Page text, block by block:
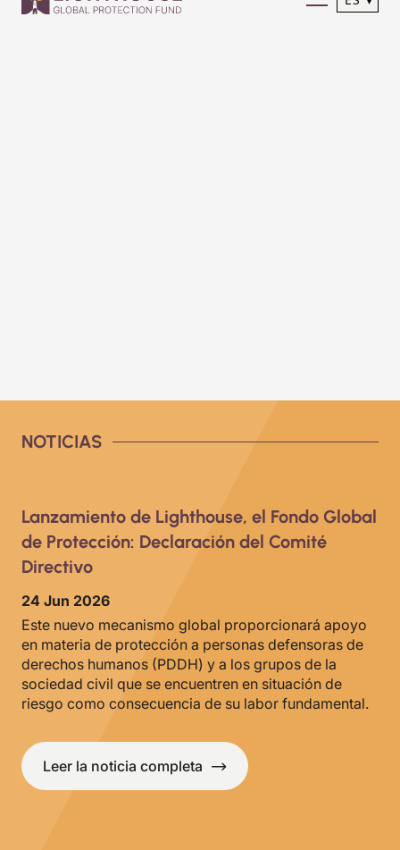
NOTICIAS
Lanzamiento de Lighthouse, el Fondo Global
de Protección: Declaración del Comité
Directivo
24 Jun 2026
Este nuevo mecanismo global proporcionará apoyo
en materia de protección a personas defensoras de
derechos humanos (PDDH) y a los grupos de la
sociedad civil que se encuentren en situación de
riesgo como consecuencia de su labor fundamental.
Leer la noticia completa